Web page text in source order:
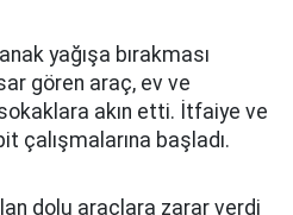
yağışa bırakması
gören araç, ev ve
akın etti. İtfaiye ve
çalışmalarına başladı.